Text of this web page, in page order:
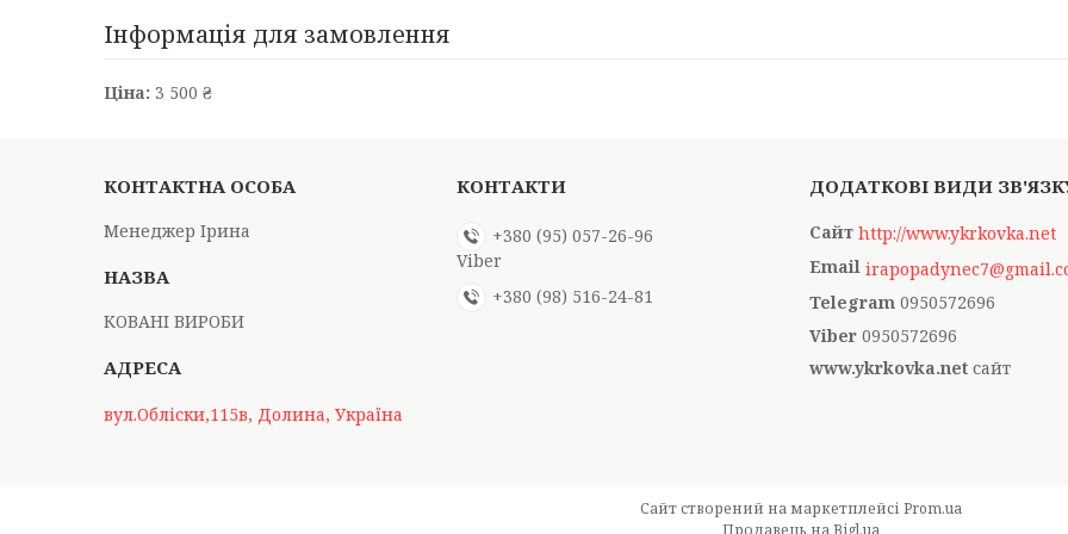
Інформація для замовлення
Ціна: 3 500 ₴
Менеджер Ірина
КОВАНІ ВИРОБИ
вул.Обліски,115в, Долина, Україна
+380 (95) 057-26-96
Viber
+380 (98) 516-24-81
http://www.ykrkovka.net
0950572696
0950572696
www.ykrkovka.net сайт
Сайт створений на маркетплейсі Prom.ua
Продавець на Bigl.ua